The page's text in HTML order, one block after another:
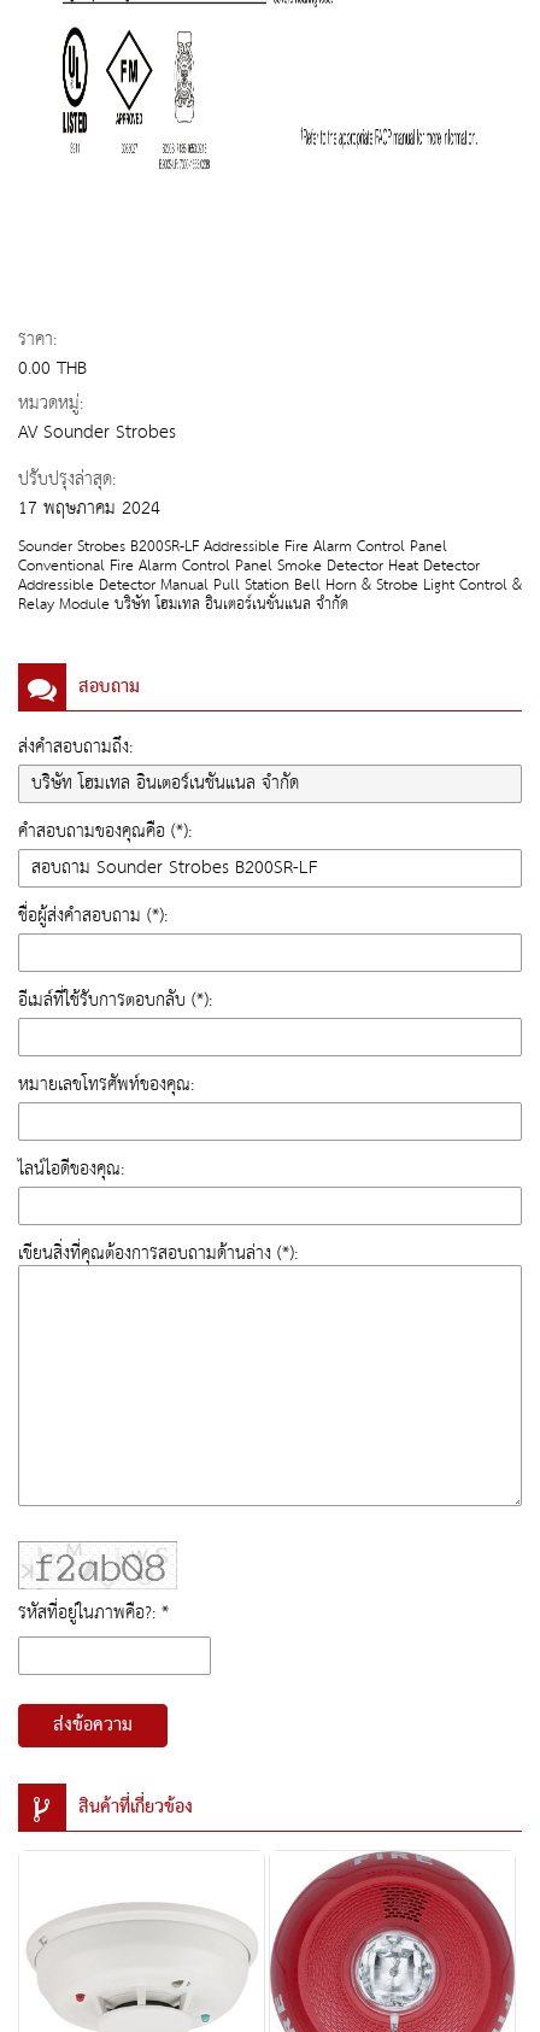
ราคา:
0.00 THB
หมวดหมู่:
AV Sounder Strobes
ปรับปรุงล่าสุด:
17 พฤษภาคม 2024
Sounder Strobes B200SR-LF Addressible Fire Alarm Control Panel
Conventional Fire Alarm Control Panel Smoke Detector Heat Detector
Addressible Detector Manual Pull Station Bell Horn & Strobe Light Control &
Relay Module บริษัท โฮมเทล อินเตอร์เนชั่นแนล จำกัด
สอบถาม
ส่งคำสอบถามถึง:
คำสอบถามของคุณคือ (*):
ชื่อผู้ส่งคำสอบถาม (*):
อีเมล์ที่ใช้รับการตอบกลับ (*):
หมายเลขโทรศัพท์ของคุณ:
ไลน์ไอดีของคุณ:
เขียนสิ่งที่คุณต้องการสอบถามด้านล่าง (*):
รหัสที่อยู่ในภาพคือ?: *
ส่งข้อความ
สินค้าที่เกี่ยวข้อง